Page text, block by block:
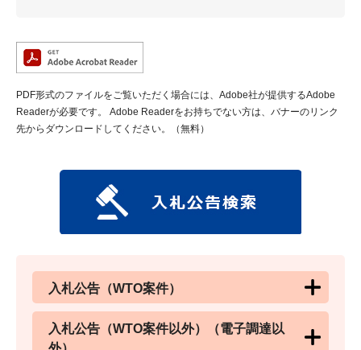
PDF形式のファイルをご覧いただく場合には、Adobe社が提供するAdobe
Readerが必要です。
Adobe Readerをお持ちでない方は、バナーのリンク
先からダウンロードしてください。（無料）
入札公告（WTO案件）
入札公告（WTO案件以外）（電子調達以